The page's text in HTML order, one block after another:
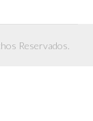
Reservados.